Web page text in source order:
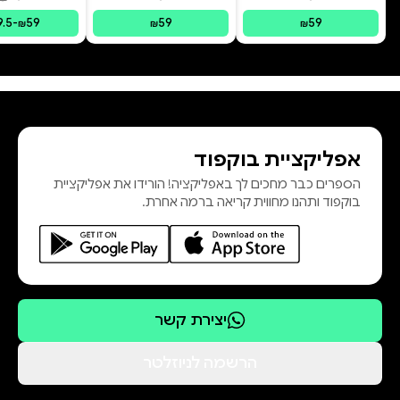
₪59
₪59
-₪59
אפליקציית בוקפוד
הספרים כבר מחכים לך באפליקציה! הורידו את אפליקציית
בוקפוד ותהנו מחווית קריאה ברמה אחרת.
יצירת קשר